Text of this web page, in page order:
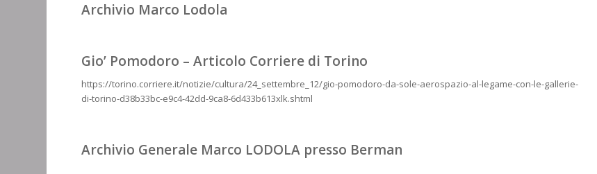
Archivio Marco Lodola
Gio’ Pomodoro – Articolo Corriere di Torino
https://torino.corriere.it/notizie/cultura/24_settembre_12/gio-pomodoro-da-sole-aerospazio-al-legame-con-le-gallerie-
di-torino-d38b33bc-e9c4-42dd-9ca8-6d433b613xlk.shtml
Archivio Generale Marco LODOLA presso Berman